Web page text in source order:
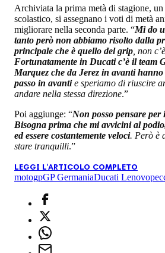
Archiviata la prima metà di stagione, un
scolastico, si assegnano i voti di metà
migliorare nella seconda parte. “Mi do
tanto però non abbiamo risolto dalla
principale che è quello del grip , non
Fortunatamente in Ducati c’è il team
Marquez che da Jerez in avanti
passo in avantie speriamo di riuscire
andare nella stessa direzione.”
Poi aggiunge: “Non posso pensare
Bisogna prima che mi avvicini al
ed essere costantemente veloci. Però è
stare tranquilli.”
LEGGI L'ARTICOLO COMPLETO
motogpGP GermaniaDucati Lenovo